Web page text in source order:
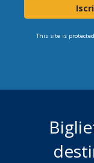
This site is